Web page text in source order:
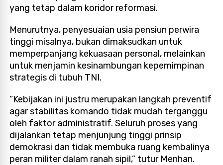
yang tetap dalam koridor reformasi.
Menurutnya, penyesuaian usia pensiun perwira
tinggi misalnya, bukan dimaksudkan untuk
memperpanjang kekuasaan personal, melainkan
untuk menjamin kesinambungan kepemimpinan
strategis di tubuh TNI.
“Kebijakan ini justru merupakan langkah preventif
agar stabilitas komando tidak mudah terganggu
oleh faktor administratif. Seluruh proses yang
dijalankan tetap menjunjung tinggi prinsip
demokrasi dan tidak membuka ruang kembalinya
peran militer dalam ranah sipil,” tutur Menhan.